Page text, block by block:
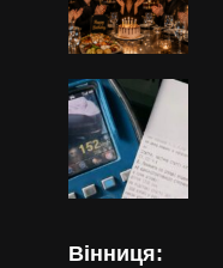
Вінниця: